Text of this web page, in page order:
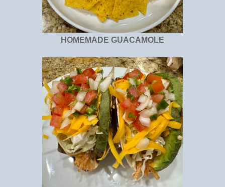
HOMEMADE GUACAMOLE